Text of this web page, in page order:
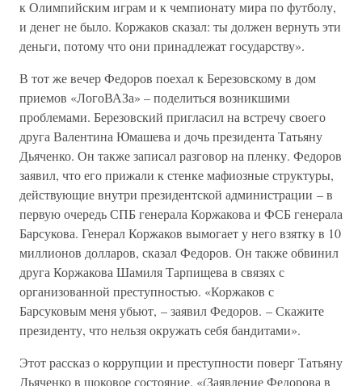
к Олимпийским играм и к чемпионату мира по футболу,
и денег не было. Коржаков сказал: ты должен вернуть эти
деньги, потому что они принадлежат государству».
В тот же вечер Федоров поехал к Березовскому в дом
приемов «ЛогоВАЗа» – поделиться возникшими
проблемами. Березовский пригласил на встречу своего
друга Валентина Юмашева и дочь президента Татьяну
Дьяченко. Он также записал разговор на пленку. Федоров
заявил, что его прижали к стенке мафиозные структуры,
действующие внутри президентской администрации – в
первую очередь СПБ генерала Коржакова и ФСБ генерала
Барсукова. Генерал Коржаков вымогает у него взятку в 10
миллионов долларов, сказал Федоров. Он также обвинил
друга Коржакова Шамиля Тарпищева в связях с
организованной преступностью. «Коржаков с
Барсуковым меня убьют, – заявил Федоров. – Скажите
президенту, что нельзя окружать себя бандитами».
Этот рассказ о коррупции и преступности поверг Татьяну
Дьяченко в шоковое состояние. «(Заявление Федорова в